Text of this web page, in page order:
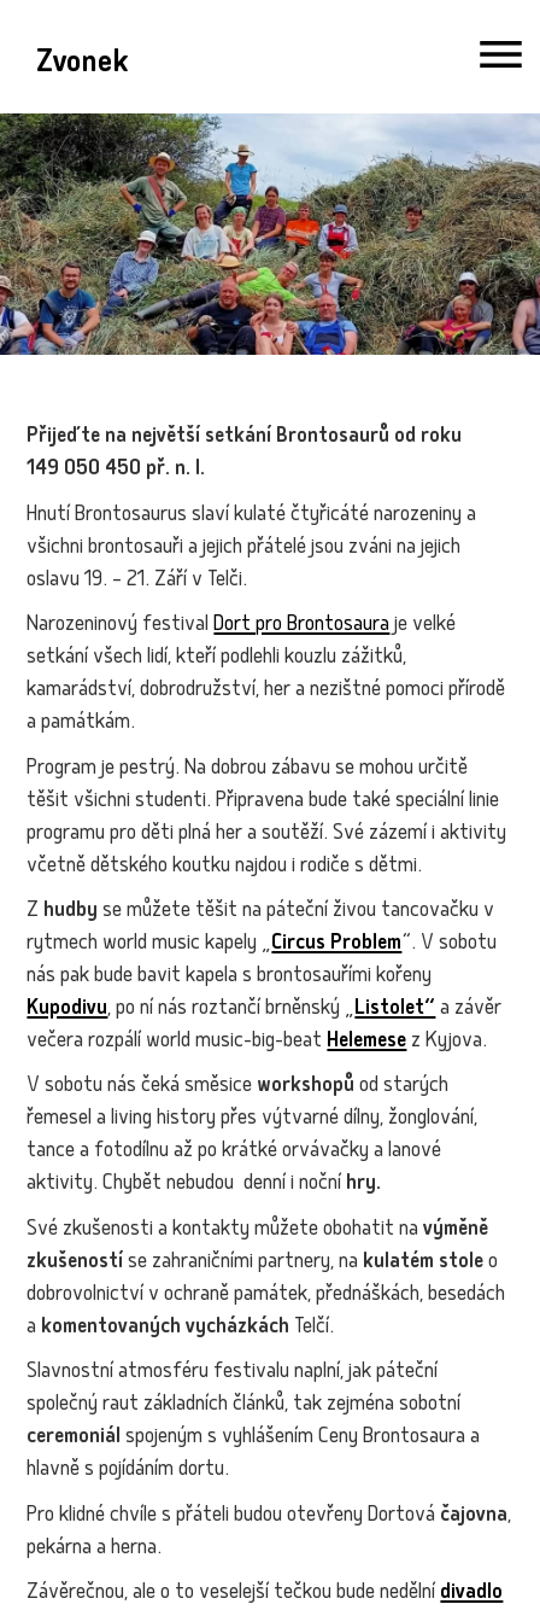
Zvonek
Přijeďte na největší setkání Brontosaurů od roku
149 050 450 př. n. l.
Hnutí Brontosaurus slaví kulaté čtyřicáté narozeniny a
všichni brontosauři a jejich přátelé jsou zváni na jejich
oslavu 19. – 21. Září v Telči.
Narozeninový festivalDort pro Brontosauraje velké
setkání všech lidí, kteří podlehli kouzlu zážitků,
kamarádství, dobrodružství, her a nezištné pomoci přírodě
a památkám.
Program je pestrý. Na dobrou zábavu se mohou určitě
těšit všichni studenti. Připravena bude také speciální linie
programu pro děti plná her a soutěží. Své zázemí i aktivity
včetně dětského koutku najdou i rodiče s dětmi.
Z hudby se můžete těšit na páteční živou tancovačku v
rytmech world music kapely „Circus Problem“. V sobotu
nás pak bude bavit kapela s brontosauřími kořeny
Kupodivu, po ní nás roztančí brněnský „Listolet“a závěr
večera rozpálí world music-big-beatHelemesez Kyjova.
V sobotu nás čeká směsice workshopů od starých
řemesel a living history přes výtvarné dílny, žonglování,
tance a fotodílnu až po krátké orvávačky a lanové
aktivity. Chybět nebudou denní i noční hry.
Své zkušenosti a kontakty můžete obohatit navýměně
zkušeností se zahraničními partnery, na kulatém stoleo
dobrovolnictví v ochraně památek, přednáškách, besedách
a komentovaných vycházkách Telčí.
Slavnostní atmosféru festivalu naplní, jak páteční
společný raut základních článků, tak zejména sobotní
ceremoniál spojeným s vyhlášením Ceny Brontosaura a
hlavně s pojídáním dortu.
Pro klidné chvíle s přáteli budou otevřeny Dortová čajovna,
pekárna a herna.
Závěrečnou, ale o to veselejší tečkou bude nedělnídivadlo